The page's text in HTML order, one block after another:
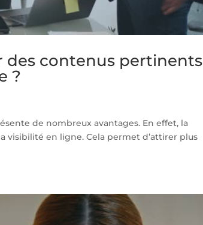
des contenus pertinents
?
de nombreux avantages. En effet, la
visibilité en ligne. Cela permet d’attirer plus